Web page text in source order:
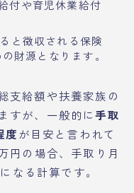
付や育児休業給付
と徴収される保険
財源となります。
支給額や扶養家族の
すが、一般的に手取
度が目安と言われて
円の場合、手取り月
なる計算です。